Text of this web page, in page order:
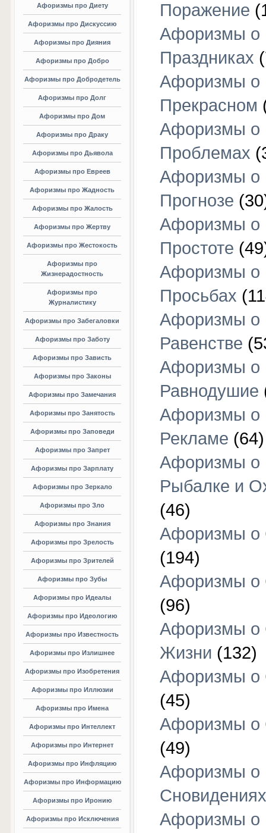
Афоризмы про Диету
Афоризмы про Дискуссию
Афоризмы про Дияния
Афоризмы про Добро
Афоризмы про Добродетель
Афоризмы про Долг
Афоризмы про Дом
Афоризмы про Драку
Афоризмы про Дьявола
Афоризмы про Евреев
Афоризмы про Жадность
Афоризмы про Жалость
Афоризмы про Жертву
Афоризмы про Жестокость
Афоризмы про
Жизнерадостность
Афоризмы про
Журналистику
Афоризмы про Забегаловки
Афоризмы про Заботу
Афоризмы про Зависть
Афоризмы про Законы
Афоризмы про Замечания
Афоризмы про Занятость
Афоризмы про Заповеди
Афоризмы про Запрет
Афоризмы про Зарплату
Афоризмы про Зеркало
Афоризмы про Зло
Афоризмы про Знания
Афоризмы про Зрелость
Афоризмы про Зрителей
Афоризмы про Зубы
Афоризмы про Идеалы
Афоризмы про Идеологию
Афоризмы про Известность
Афоризмы про Излишнее
Афоризмы про Изобретения
Афоризмы про Иллюзии
Афоризмы про Имена
Афоризмы про Интеллект
Афоризмы про Интернет
Афоризмы про Инфляцию
Афоризмы про Информацию
Афоризмы про Иронию
Афоризмы про Исключения
Поражение
Афоризмы о
Праздниках
Афоризмы о
Прекрасном
Афоризмы о
Проблемах
Афоризмы о
Прогнозе
Афоризмы о
Простоте
Афоризмы о
Просьбах
Афоризмы о
Равенстве
Афоризмы о
Равнодушие
Афоризмы о
Рекламе (64)
Афоризмы о
Рыбалке и
(46)
Афоризмы о
(194)
Афоризмы о
(96)
Афоризмы о
Жизни (132)
Афоризмы о
(45)
Афоризмы о
(49)
Афоризмы о
Сновидениях
Афоризмы о